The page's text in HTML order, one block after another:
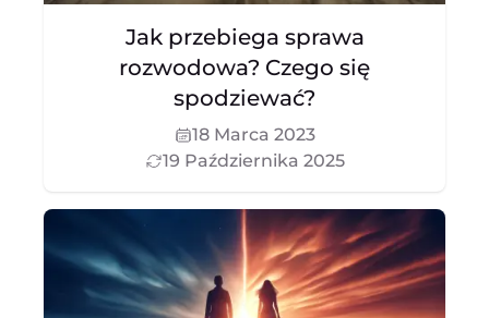
Jak przebiega sprawa
rozwodowa? Czego się
spodziewać?
18 Marca 2023
19 Października 2025